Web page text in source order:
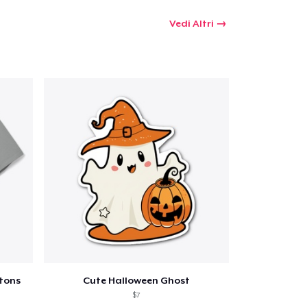
Vedi Altri
Cute Halloween Ghost
$7